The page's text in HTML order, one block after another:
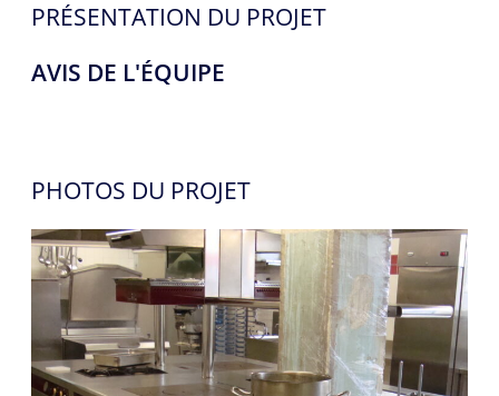
PRÉSENTATION DU PROJET
AVIS DE L'ÉQUIPE
PHOTOS DU PROJET